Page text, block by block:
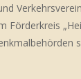
Förderkreis